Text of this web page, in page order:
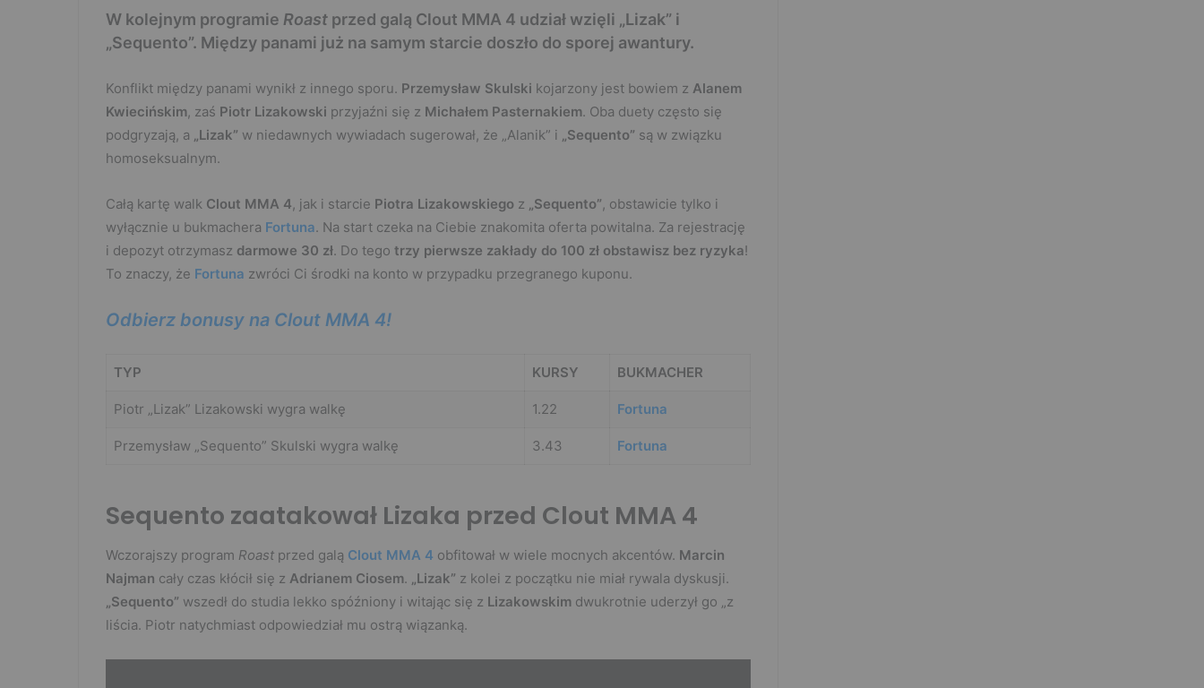
W kolejnym programie Roast przed galą Clout MMA 4 udział wzięli „Lizak” i
„Sequento”. Między panami już na samym starcie doszło do sporej awantury.
Konflikt między panami wynikł z innego sporu. Przemysław Skulski kojarzony jest bowiem z Alanem
Kwiecińskim, zaś Piotr Lizakowski przyjaźni się z Michałem Pasternakiem. Oba duety często się
podgryzają, a „Lizak” w niedawnych wywiadach sugerował, że „Alanik” i „Sequento” są w związku
homoseksualnym.
Całą kartę walk Clout MMA 4, jak i starcie Piotra Lizakowskiego z „Sequento”, obstawicie tylko i
wyłącznie u bukmachera Fortuna. Na start czeka na Ciebie znakomita oferta powitalna. Za rejestrację
i depozyt otrzymasz darmowe 30 zł. Do tego trzy pierwsze zakłady do 100 zł obstawisz bez ryzyka!
To znaczy, że Fortuna zwróci Ci środki na konto w przypadku przegranego kuponu.
Odbierz bonusy na Clout MMA 4!
TYP KURSY BUKMACHER
Piotr „Lizak” Lizakowski wygra walkę 1.22 Fortuna
Przemysław „Sequento” Skulski wygra walkę 3.43 Fortuna
Sequento zaatakował Lizaka przed Clout MMA 4
Wczorajszy program Roast przed galą Clout MMA 4 obfitował w wiele mocnych akcentów. Marcin
Najman cały czas kłócił się z Adrianem Ciosem. „Lizak” z kolei z początku nie miał rywala dyskusji.
„Sequento” wszedł do studia lekko spóźniony i witając się z Lizakowskim dwukrotnie uderzył go „z
liścia. Piotr natychmiast odpowiedział mu ostrą wiązanką.